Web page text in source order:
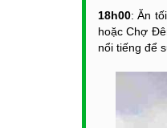
18h00: Ăn
hoặc Chợ
nổi tiếng để